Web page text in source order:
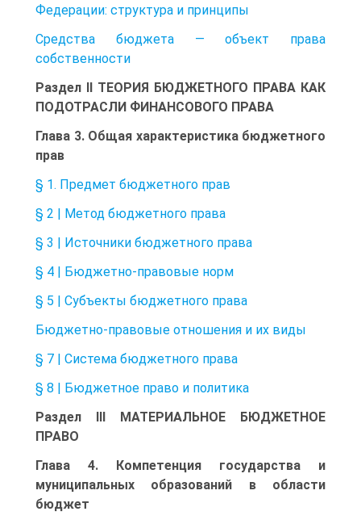
Федерации: структура и принципы
Средства бюджета — объект права
собственности
Раздел II ТЕОРИЯ БЮДЖЕТНОГО ПРАВА КАК
ПОДОТРАСЛИ ФИНАНСОВОГО ПРАВА
Глава 3. Общая характеристика бюджетного
прав
§ 1. Предмет бюджетного прав
§ 2 | Метод бюджетного права
§ 3 | Источники бюджетного права
§ 4 | Бюджетно-правовые норм
§ 5 | Субъекты бюджетного права
Бюджетно-правовые отношения и их виды
§ 7 | Система бюджетного права
§ 8 | Бюджетное право и политика
Раздел III МАТЕРИАЛЬНОЕ БЮДЖЕТНОЕ
ПРАВО
Глава 4. Компетенция государства и
муниципальных образований в области
бюджет